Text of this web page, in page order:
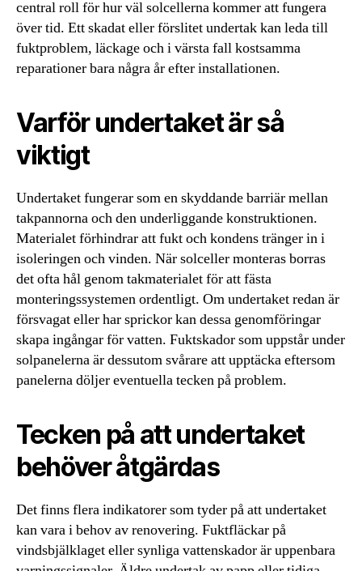
central roll för hur väl solcellerna kommer att fungera
över tid. Ett skadat eller förslitet undertak kan leda till
fuktproblem, läckage och i värsta fall kostsamma
reparationer bara några år efter installationen.
Varför undertaket är så
viktigt
Undertaket fungerar som en skyddande barriär mellan
takpannorna och den underliggande konstruktionen.
Materialet förhindrar att fukt och kondens tränger in i
isoleringen och vinden. När solceller monteras borras
det ofta hål genom takmaterialet för att fästa
monteringssystemen ordentligt. Om undertaket redan är
försvagat eller har sprickor kan dessa genomföringar
skapa ingångar för vatten. Fuktskador som uppstår under
solpanelerna är dessutom svårare att upptäcka eftersom
panelerna döljer eventuella tecken på problem.
Tecken på att undertaket
behöver åtgärdas
Det finns flera indikatorer som tyder på att undertaket
kan vara i behov av renovering. Fuktfläckar på
vindsbjälklaget eller synliga vattenskador är uppenbara